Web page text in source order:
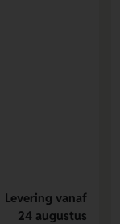
Levering vanaf
24 augustus